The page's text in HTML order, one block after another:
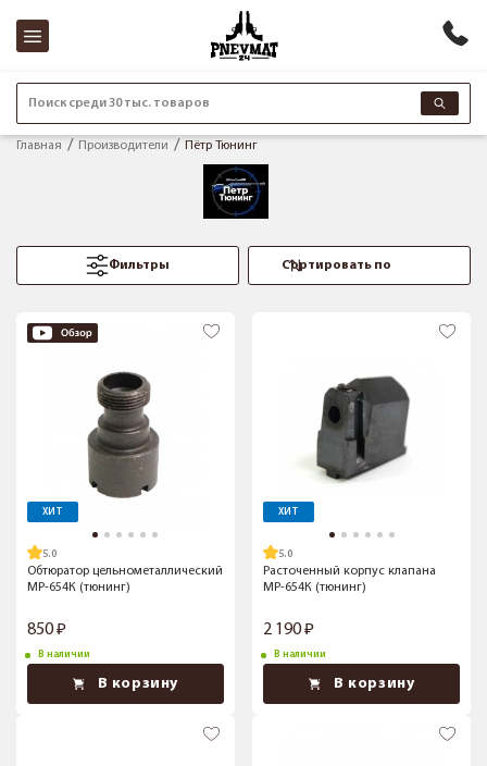
Поиск среди 30 тыс. товаров
Главная Производители Пётр Тюнинг
Фильтры
ХИТ
5.0
Обтюратор цельнометаллический
МР-654К (тюнинг)
850
В наличии
В корзину
ХИТ
5.0
Расточенный корпус клапана
МР-654К (тюнинг)
2 190
В наличии
В корзину